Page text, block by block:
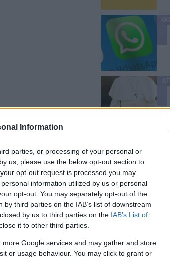
Information
parties, or processing of your personal or
us, please use the below opt-out section to
opt-out request is processed you may
information utilized by us or personal
opt-out. You may separately opt-out of the
third parties on the IAB’s list of downstream
by us to third parties on the IAB’s List of
it to other third parties.
Google services and may gather and store
or usage behaviour. You may click to grant or